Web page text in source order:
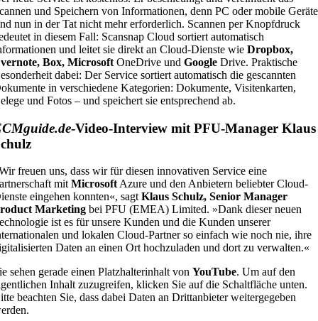
und Speichern von Informationen, denn PC oder mobile Geräte
nun in der Tat nicht mehr erforderlich. Scannen per Knopfdruck
in diesem Fall: Scansnap Cloud sortiert automatisch
und leitet sie direkt an Cloud-Dienste wieDropbox,
Box, Microsoft OneDrive undGoogle Drive. Praktische
dabei: Der Service sortiert automatisch die gescannten
in verschiedene Kategorien: Dokumente, Visitenkarten,
und Fotos – und speichert sie entsprechend ab.
-Video-Interview mit PFU-Manager Klaus
freuen uns, dass wir für diesen innovativen Service eine
mitMicrosoft Azure und den Anbietern beliebter Cloud-
eingehen konnten«, sagtKlaus Schulz, Senior Manager
Marketing bei PFU (EMEA) Limited. »Dank dieser neuen
ist es für unsere Kunden und die Kunden unserer
und lokalen Cloud-Partner so einfach wie noch nie, ihre
Daten an einen Ort hochzuladen und dort zu verwalten.«
sehen gerade einen Platzhalterinhalt vonYouTube. Um auf den
Inhalt zuzugreifen, klicken Sie auf die Schaltfläche unten.
beachten Sie, dass dabei Daten an Drittanbieter weitergegeben